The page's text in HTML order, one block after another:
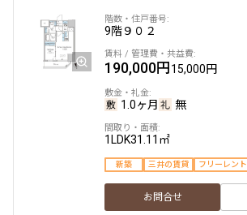
お問合せ
7階 ７０３
188,000円
1.0ヶ月 無
9階９０２
190,000円15,000円
1.0ヶ月 無
1LDK31.11㎡
新築 三井の賃貸 フリーレント
お問合せ